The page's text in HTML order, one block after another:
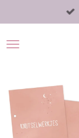
direct
naar